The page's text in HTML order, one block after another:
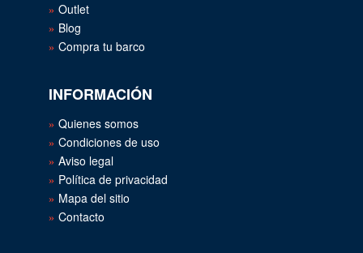
Outlet
Blog
Compra tu barco
INFORMACIÓN
Quienes somos
Condiciones de uso
Aviso legal
Política de privacidad
Mapa del sitio
Contacto